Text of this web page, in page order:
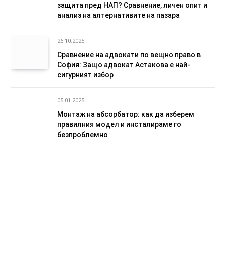
защита пред НАП? Сравнение, личен опит и
анализ на алтернативите на пазара
26.10.2025
Сравнение на адвокати по вещно право в
София: Защо адвокат Астакова е най-
сигурният избор
05.01.2025
Монтаж на абсорбатор: как да изберем
правилния модел и инсталираме го
безпроблемно